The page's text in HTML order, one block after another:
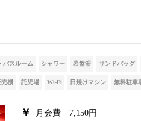
バスルーム シャワー 岩盤浴 サンドバッグ
売機 託児場 Wi-Fi 日焼けマシン 無料駐車
月会費 7,150円